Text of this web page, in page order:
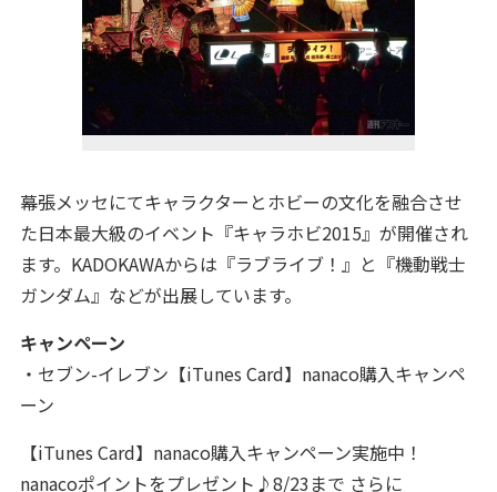
幕張メッセにてキャラクターとホビーの文化を融合させ
た日本最大級のイベント『キャラホビ2015』が開催され
ます。KADOKAWAからは『ラブライブ！』と『機動戦士
ガンダム』などが出展しています。
キャンペーン
・セブン-イレブン【iTunes Card】nanaco購入キャンペ
ーン
【iTunes Card】nanaco購入キャンペーン実施中！
nanacoポイントをプレゼント♪8/23まで さらに